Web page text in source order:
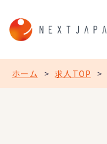
ホーム > 求人TOP >